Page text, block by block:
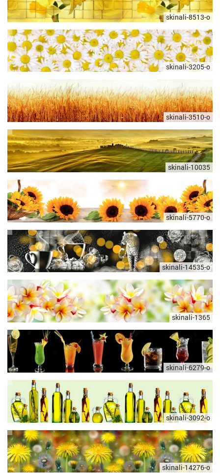
skinali-8513-o
skinali-3205-o
skinali-3510-o
skinali-10035
skinali-5770-o
skinali-14535-o
skinali-1365
skinali-6279-o
skinali-3092-o
skinali-14276-o